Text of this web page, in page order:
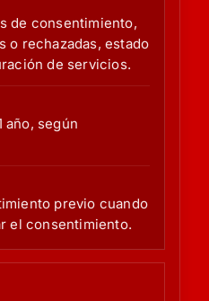
de consentimiento,
o rechazadas, estado
de servicios.
año, según
previo cuando
el consentimiento.